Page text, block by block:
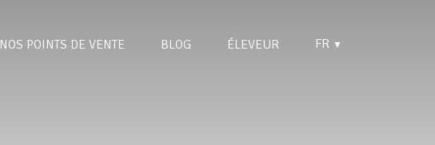
NOS POINTS DE VENTE BLOG ÉLEVEUR FR ▼